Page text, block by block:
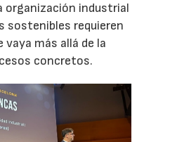
organización industrial
sostenibles requieren
vaya más allá de la
concretos.